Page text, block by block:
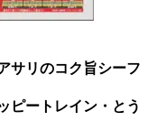
サリのコク旨シーフ
ピートレイン・とう